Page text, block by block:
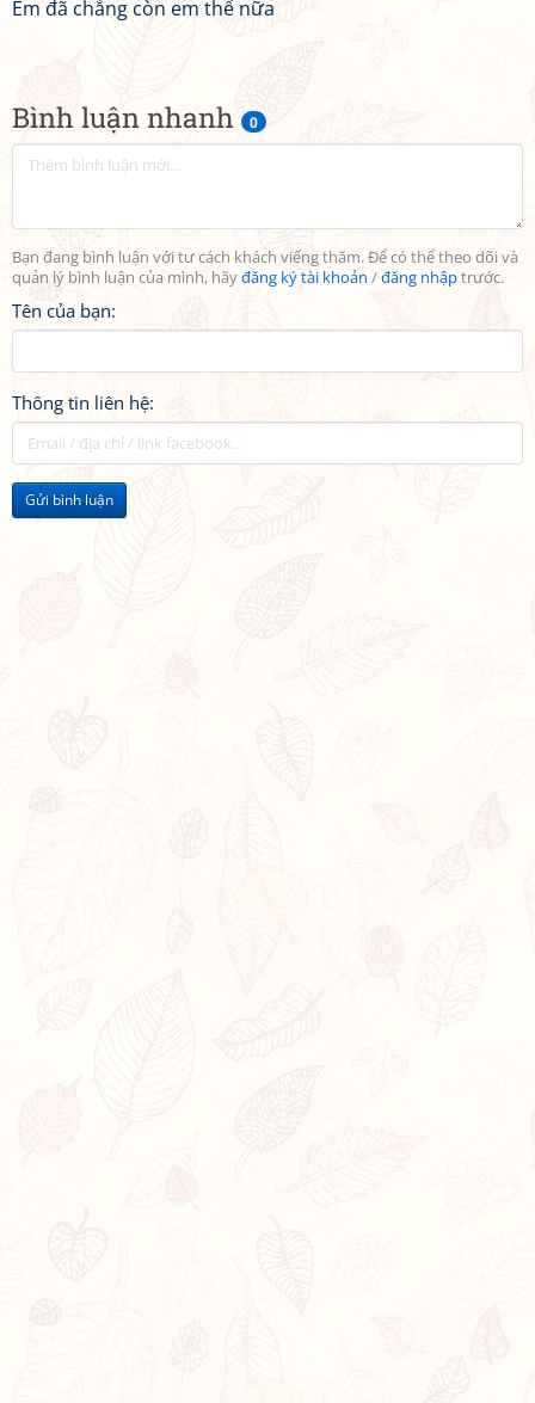
Bình luận nhanh 0
Bạn đang bình luận với tư cách khách viếng thăm. Để có thể theo dõi và
quản lý bình luận của mình, hãyđăng ký tài khoản /đăng nhậptrước.
Tên của bạn:
Thông tin liên hệ:
Gửi bình luận
Em đã chẳng còn em thế nữa